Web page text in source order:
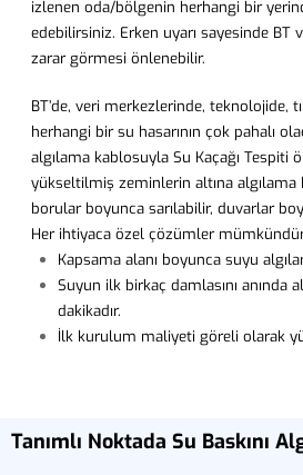
izlenen oda/bölgenin herhangi bir
edebilirsiniz. Erken uyarı sayesinde BT
zarar görmesi önlenebilir.
BT’de, veri merkezlerinde, teknolojide,
herhangi bir su hasarının çok pahalı
algılama kablosuyla Su Kaçağı Tespiti
yükseltilmiş zeminlerin altına
borular boyunca sarılabilir, duvarlar
Her ihtiyaca özel çözümler
Kapsama alanı boyunca suyu
Suyun ilk birkaç damlasını anında
dakikadır.
İlk kurulum maliyeti göreli olarak
Tanımlı Noktada Su Baskını